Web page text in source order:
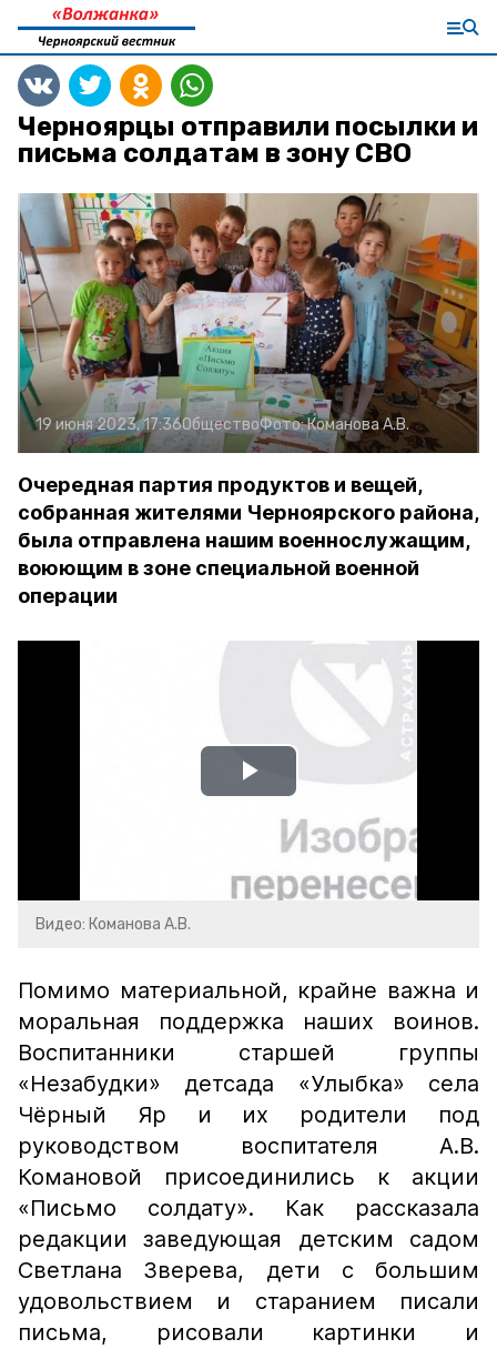
Черноярцы отправили посылки и
письма солдатам в зону СВО
19 июня 2023, 17:36ОбществоФото:Команова А.В.
Очередная партия продуктов и вещей,
собранная жителями Черноярского района,
была отправлена нашим военнослужащим,
воюющим в зоне специальной военной
операции
Play
Video
Видео: Команова А.В.
Помимо материальной, крайне важна и
моральная поддержка наших воинов.
Воспитанники старшей группы
«Незабудки» детсада «Улыбка» села
Чёрный Яр и их родители под
руководством воспитателя А.В.
Комановой присоединились к акции
«Письмо солдату». Как рассказала
редакции заведующая детским садом
Светлана Зверева, дети с большим
удовольствием и старанием писали
письма, рисовали картинки и